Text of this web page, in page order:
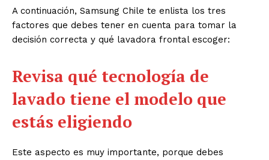
A continuación, Samsung Chile te enlista los tres
factores que debes tener en cuenta para tomar la
decisión correcta y qué lavadora frontal escoger:
Revisa qué tecnología de
lavado tiene el modelo que
estás eligiendo
Este aspecto es muy importante, porque debes